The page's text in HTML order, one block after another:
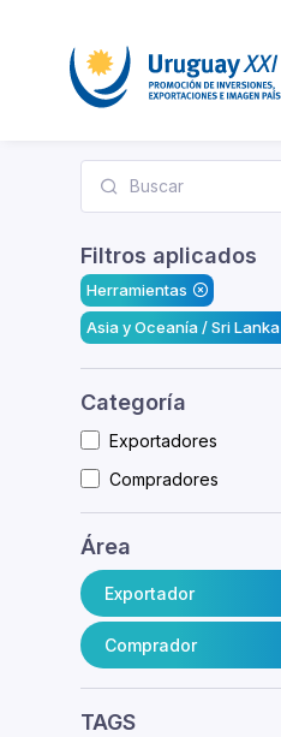
Filtros aplicados
Herramientas
Asia y Oceanía / Sri Lanka
Categoría
Exportadores
Compradores
Área
Exportador
Comprador
TAGS